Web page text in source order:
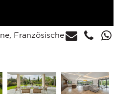
Französische